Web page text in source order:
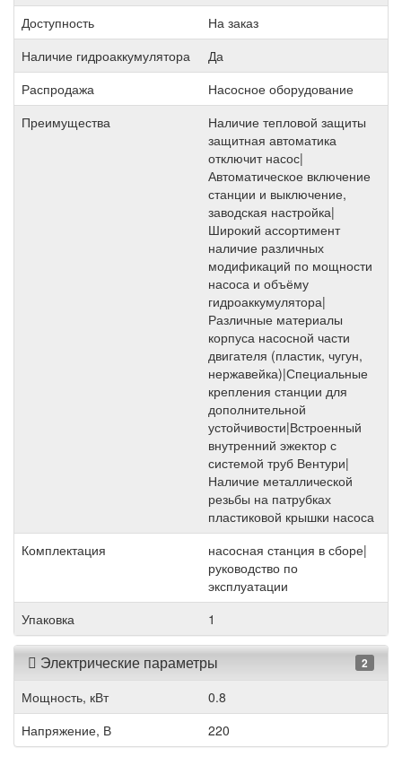
Доступность
На заказ
Наличие гидроаккумулятора
Да
Распродажа
Насосное оборудование
Преимущества
Наличие тепловой защиты
защитная автоматика
отключит насос|
Автоматическое включение
станции и выключение,
заводская настройка|
Широкий ассортимент
наличие различных
модификаций по мощности
насоса и объёму
гидроаккумулятора|
Различные материалы
корпуса насосной части
двигателя (пластик, чугун,
нержавейка)|Специальные
крепления станции для
дополнительной
устойчивости|Встроенный
внутренний эжектор с
системой труб Вентури|
Наличие металлической
резьбы на патрубках
пластиковой крышки насоса
Комплектация
насосная станция в сборе|
руководство по
эксплуатации
Упаковка
1
Электрические параметры 2
Мощность, кВт
0.8
Напряжение, В
220